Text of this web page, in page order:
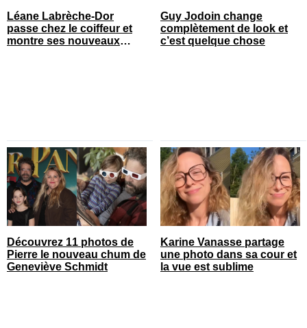
Léane Labrèche-Dor
passe chez le coiffeur et
montre ses nouveaux
Guy Jodoin change
complètement de look et
c’est quelque chose
Découvrez 11 photos de
Pierre le nouveau chum de
Geneviève Schmidt
Karine Vanasse partage
une photo dans sa cour et
la vue est sublime